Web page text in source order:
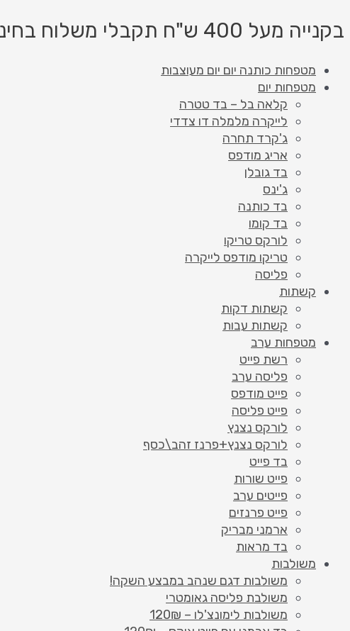
לתוכן
בקנייה מעל 400 ש"ח תקבלי משלוח בחינם!
מטפחות כותנה יום יום מעוצבות
מטפחות יום
קלאה בל – בד טטרה
לייקרה מלמלה דו צדדי
ג'קרד תחרה
אריג מודפס
בד גובלן
ג'ינס
בד כותנה
בד קומו
לורקס טריקו
טריקו מודפס לייקרה
פליסה
קשתות
קשתות דקות
קשתות עבות
מטפחות ערב
רשת פייט
פליסה ערב
פייט מודפס
פייט פליסה
לורקס נצנץ
לורקס נצנץ+פרנז זהב\כסף
בד פייט
פייט שורות
פייטים ערב
פייט פרנזים
ארמני מבריק
בד מראות
משולבות
משולבות דגם שנהב במבצע השקה!
משולבת פליסה גאומטרי
משולבות לימונצ'לו – 120₪
search
search
של
כותנה
כחול
גינס